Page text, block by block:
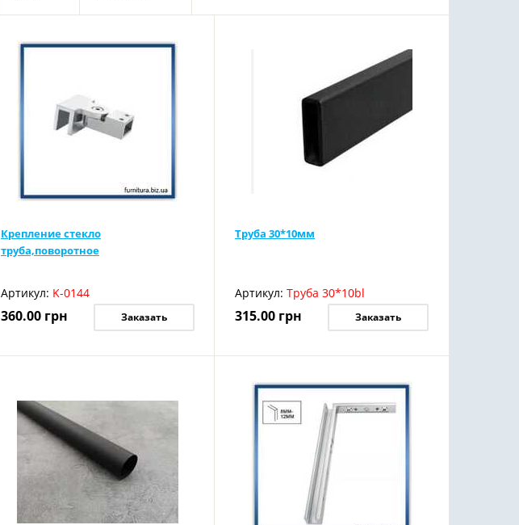
Крепление стекло
труба,поворотное
Артикул: K-0144
360.00 грн Заказать
Труба 30*10мм
Артикул: Труба 30*10bl
315.00 грн Заказать